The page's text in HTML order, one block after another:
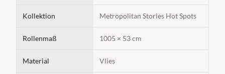
Kollektion Metropolitan Stories Hot Spots
Rollenmaß 1005 × 53 cm
Material Vlies